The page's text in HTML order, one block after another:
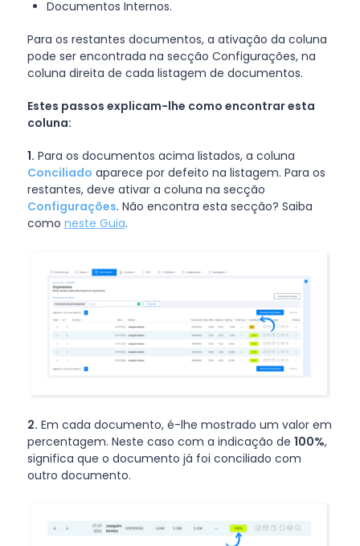
Documentos Internos.
Para os restantes documentos, a ativação da coluna
pode ser encontrada na secção Configurações, na
coluna direita de cada listagem de documentos.
Estes passos explicam-lhe como encontrar esta
coluna:
1. Para os documentos acima listados, a coluna
Conciliado aparece por defeito na listagem. Para os
restantes, deve ativar a coluna na secção
Configurações. Não encontra esta secção? Saiba
como neste Guia.
2. Em cada documento, é-lhe mostrado um valor em
percentagem. Neste caso com a indicação de 100%,
significa que o documento já foi conciliado com
outro documento.